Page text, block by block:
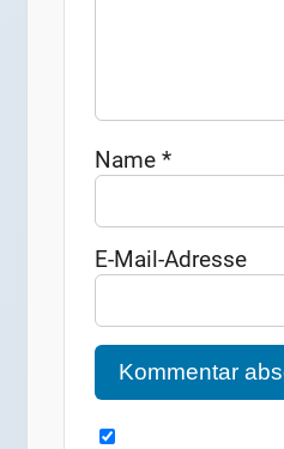
Name*
E-Mail-Adresse